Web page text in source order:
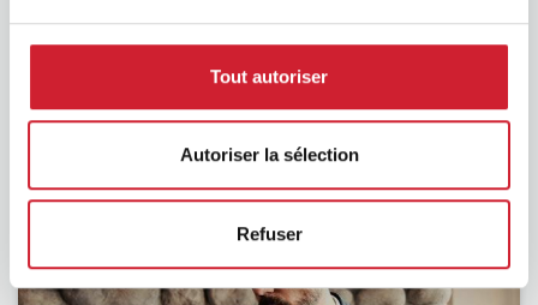
Tout autoriser
Autoriser la sélection
Refuser